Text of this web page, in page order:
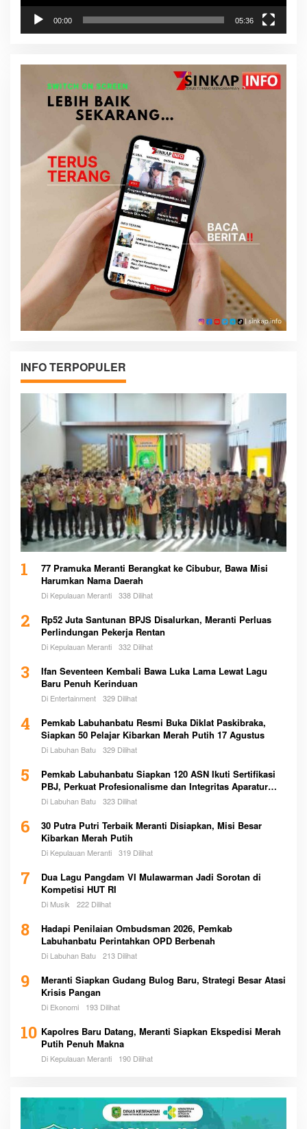
00:00 05:36
INFO TERPOPULER
1
77 Pramuka Meranti Berangkat ke Cibubur, Bawa Misi
Harumkan Nama Daerah
Di Kepulauan Meranti 338 Dilihat
2
Rp52 Juta Santunan BPJS Disalurkan, Meranti Perluas
Perlindungan Pekerja Rentan
Di Kepulauan Meranti 332 Dilihat
3
Ifan Seventeen Kembali Bawa Luka Lama Lewat Lagu
Baru Penuh Kerinduan
Di Entertainment 329 Dilihat
4
Pemkab Labuhanbatu Resmi Buka Diklat Paskibraka,
Siapkan 50 Pelajar Kibarkan Merah Putih 17 Agustus
Di Labuhan Batu 329 Dilihat
5
Pemkab Labuhanbatu Siapkan 120 ASN Ikuti Sertifikasi
PBJ, Perkuat Profesionalisme dan Integritas Aparatur
Pemerintah
Di Labuhan Batu 323 Dilihat
6
30 Putra Putri Terbaik Meranti Disiapkan, Misi Besar
Kibarkan Merah Putih
Di Kepulauan Meranti 319 Dilihat
7
Dua Lagu Pangdam VI Mulawarman Jadi Sorotan di
Kompetisi HUT RI
Di Musik 222 Dilihat
8
Hadapi Penilaian Ombudsman 2026, Pemkab
Labuhanbatu Perintahkan OPD Berbenah
Di Labuhan Batu 213 Dilihat
9
Meranti Siapkan Gudang Bulog Baru, Strategi Besar Atasi
Krisis Pangan
Di Ekonomi 193 Dilihat
10 Kapolres Baru Datang, Meranti Siapkan Ekspedisi Merah
Putih Penuh Makna
Di Kepulauan Meranti 190 Dilihat